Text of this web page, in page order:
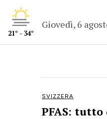
21° - 34°
Giovedì, 6
SVIZZERA
PFAS: tutto